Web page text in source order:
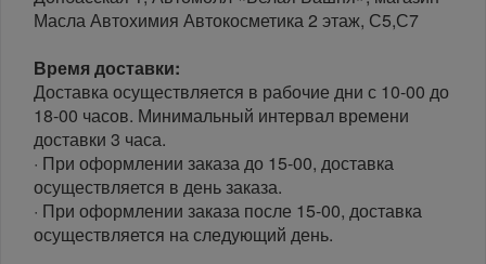
Масла Автохимия Автокосметика 2 этаж, С5,С7
Время доставки:
Доставка осуществляется в рабочие дни с 10-00 до
18-00 часов. Минимальный интервал времени
доставки 3 часа.
· При оформлении заказа до 15-00, доставка
осуществляется в день заказа.
· При оформлении заказа после 15-00, доставка
осуществляется на следующий день.